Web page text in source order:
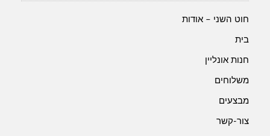
חוט השני – אודות
בית
חנות אונליין
משלוחים
מבצעים
צור-קשר